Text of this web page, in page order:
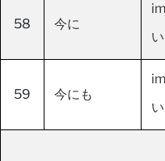
58 今に
59 今にも